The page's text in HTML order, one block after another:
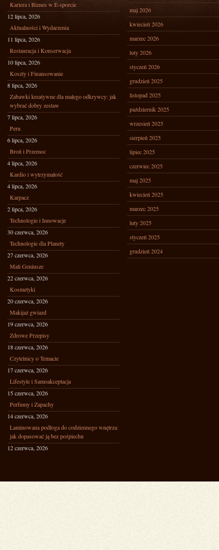
Kariera i Biznes w E-sporcie
12 lipca, 2026
Aktualności i Wydarzenia
11 lipca, 2026
Restauracja i Konserwacja
10 lipca, 2026
Koszty i Finansowanie
8 lipca, 2026
Zabawki kreatywne dla małego odkrywcy: jak
wybrać dobry zestaw
7 lipca, 2026
Peru
6 lipca, 2026
Broń i Przemoc
4 lipca, 2026
Kardio i wytrzymałość
4 lipca, 2026
Karpacz
2 lipca, 2026
Technologie i Innowacje
30 czerwca, 2026
Technologie dla Planety
27 czerwca, 2026
Mali Geniusze
22 czerwca, 2026
Kosmetyki
20 czerwca, 2026
Makijaż gwiazd
19 czerwca, 2026
Zdrowe Przepisy
18 czerwca, 2026
Czytelnicy o Temacie
17 czerwca, 2026
Lifestyle i Samoakceptacja
15 czerwca, 2026
Perfumy i Zapachy
14 czerwca, 2026
Laminowana podłoga do codziennego wnętrza:
jak dopasować ją bez pośpiechu
12 czerwca, 2026
maj 2026
kwiecień 2026
marzec 2026
luty 2026
styczeń 2026
grudzień 2025
listopad 2025
październik 2025
wrzesień 2025
sierpień 2025
lipiec 2025
czerwiec 2025
maj 2025
kwiecień 2025
marzec 2025
luty 2025
styczeń 2025
grudzień 2024